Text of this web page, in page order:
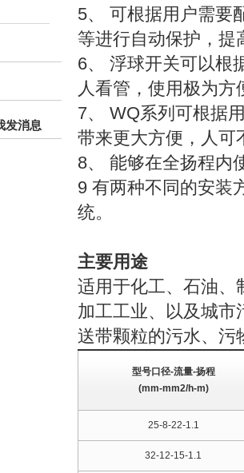
5、 可根据用户需要
等进行自动保护，提
6、 浮球开关可以根
人看管，使用极为方
7、 WQ系列可根据
带来更大方便，人可
8、 能够在全扬程内
9 有两种不同的安装
统。
主要用途
适用于化工、石油、
加工工业、以及城市
送带颗粒的污水、污
型号口径-流量-扬程
(mm-mm2/h-m)
25-8-22-1.1
32-12-15-1.1